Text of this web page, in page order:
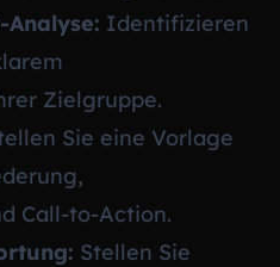
Identifizieren
Zielgruppe.
Sie eine Vorlage
Call-to-Action.
Stellen Sie